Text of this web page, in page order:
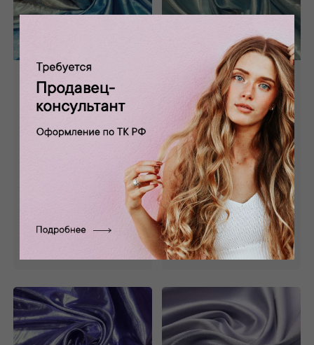
Атлас голубой с
напылением
102/7
Атлас голубой с
серебряным
напылением А -
066/16
0 отзывов
Состав: 100% п/э
860 руб.
Забронировать